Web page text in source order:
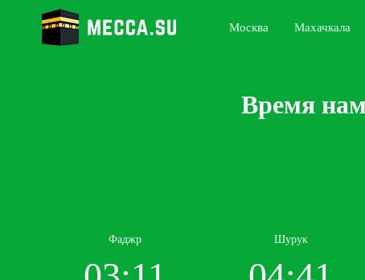
Москва Махачкала
Время
Фаджр Шурук